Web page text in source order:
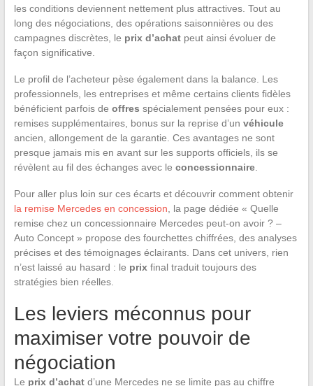
les conditions deviennent nettement plus attractives. Tout au
long des négociations, des opérations saisonnières ou des
campagnes discrètes, le prix d’achatpeut ainsi évoluer de
façon significative.
Le profil de l’acheteur pèse également dans la balance. Les
professionnels, les entreprises et même certains clients fidèles
bénéficient parfois de offres spécialement pensées pour eux :
remises supplémentaires, bonus sur la reprise d’un véhicule
ancien, allongement de la garantie. Ces avantages ne sont
presque jamais mis en avant sur les supports officiels, ils se
révèlent au fil des échanges avec le concessionnaire.
Pour aller plus loin sur ces écarts et découvrir comment obtenir
la remise Mercedes en concession , la page dédiée « Quelle
remise chez un concessionnaire Mercedes peut-on avoir ? –
Auto Concept » propose des fourchettes chiffrées, des analyses
précises et des témoignages éclairants. Dans cet univers, rien
n’est laissé au hasard : le prixfinal traduit toujours des
stratégies bien réelles.
Les leviers méconnus pour
maximiser votre pouvoir de
négociation
Le prix d’achatd’une Mercedes ne se limite pas au chiffre